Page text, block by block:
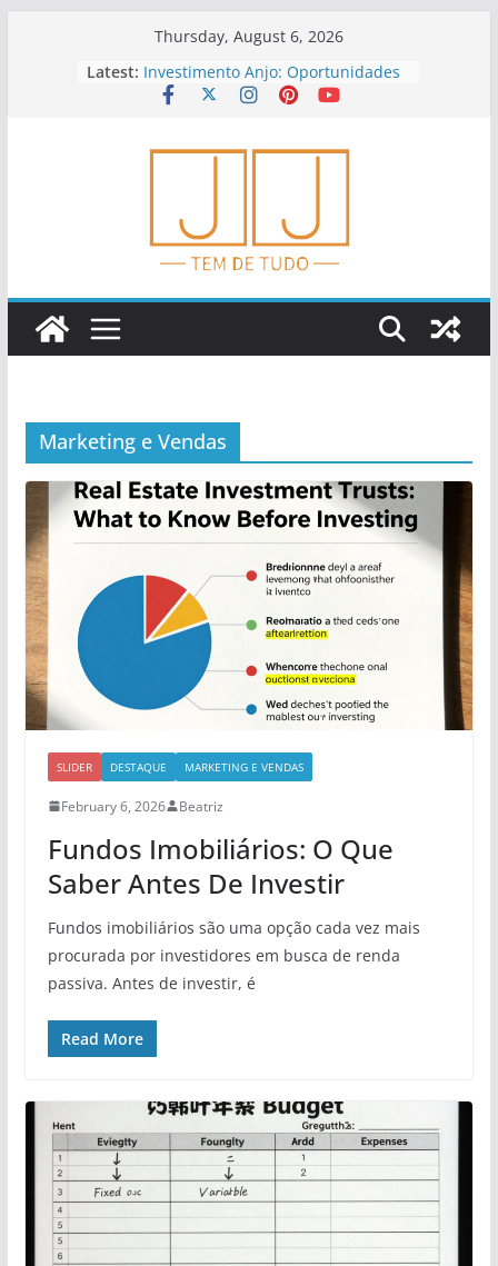
Thursday, August 6, 2026
Latest: Investimento Anjo: Oportunidades
E Riscos
Dicas Para Planejar Aposentadoria
Financeiros
Tendências Em Fintechs E Serviços
Financeiros
Marketing e Vendas
SLIDER DESTAQUE MARKETING E VENDAS
February 6, 2026 Beatriz
Fundos Imobiliários: O Que
Saber Antes De Investir
Fundos imobiliários são uma opção cada vez mais
procurada por investidores em busca de renda
passiva. Antes de investir, é
Read More